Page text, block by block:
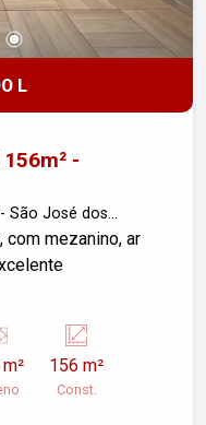
L
-
São José dos
com mezanino, ar
156 m²
Const.